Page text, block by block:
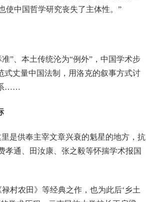
使中国哲学研究丧失了主体性。”
”、本土传统沦为“例外”，中国学术步
式丈量中国法制，用洛克的叙事方式讨
系……
是供奉主宰文章兴衰的魁星的地方，抗
通、田汝康、张之毅等怀揣学术报国
村农田》等经典之作，也为此后‘乡土